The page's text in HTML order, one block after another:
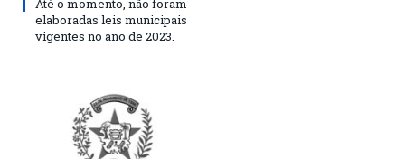
Até o momento, não foram
elaboradas leis municipais
vigentes no ano de 2023.